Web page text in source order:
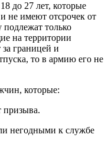
27 лет, которые
не имеют отсрочек от
только
на территории
границей и
то в армию его не
которые:
призыва.
негодными к службе